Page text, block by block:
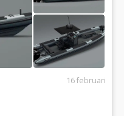
16 februari